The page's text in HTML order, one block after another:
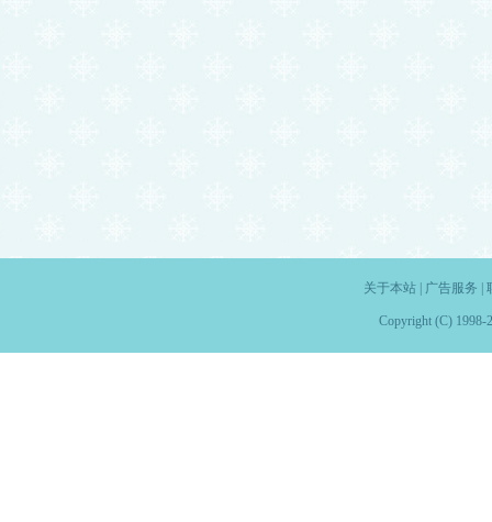
关于本站| 广告服务
Copyright (C) 1998-